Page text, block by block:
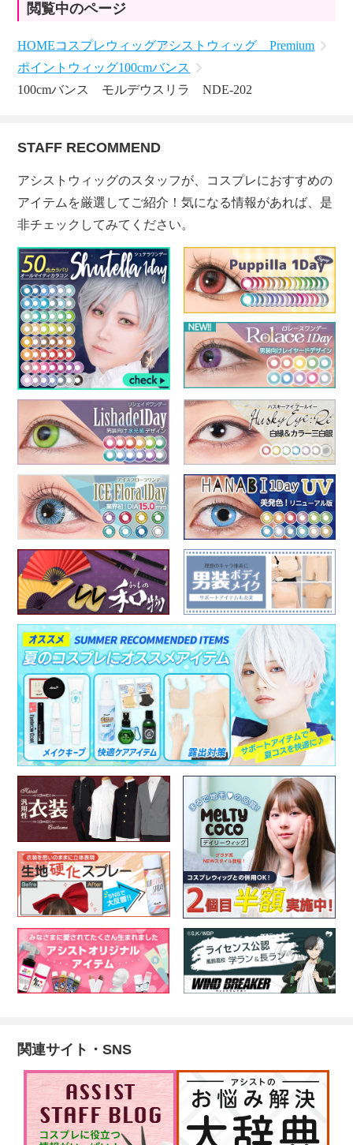
閲覧中のページ
HOMEコスプレウィッグアシストウィッグ Premium
ポイントウィッグ100cmバンス
100cmバンス モルデウスリラ NDE-202
STAFF RECOMMEND
アシストウィッグのスタッフが、コスプレにおすすめの
アイテムを厳選してご紹介！気になる情報があれば、是
非チェックしてみてください。
関連サイト・SNS